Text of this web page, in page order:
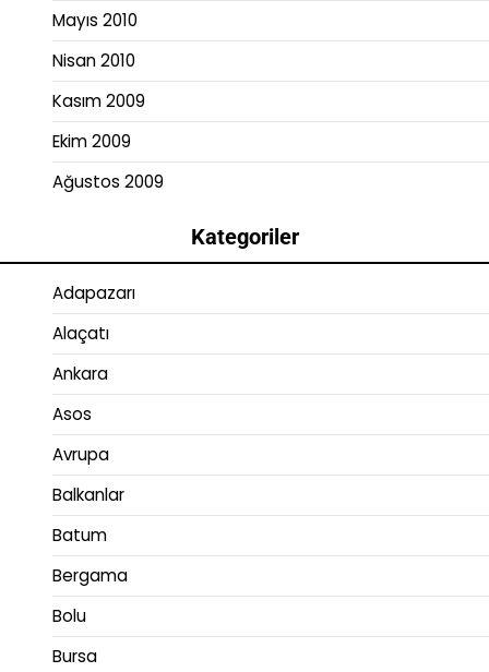
Mayıs 2010
Nisan 2010
Kasım 2009
Ekim 2009
Ağustos 2009
Kategoriler
Adapazarı
Alaçatı
Ankara
Asos
Avrupa
Balkanlar
Batum
Bergama
Bolu
Bursa